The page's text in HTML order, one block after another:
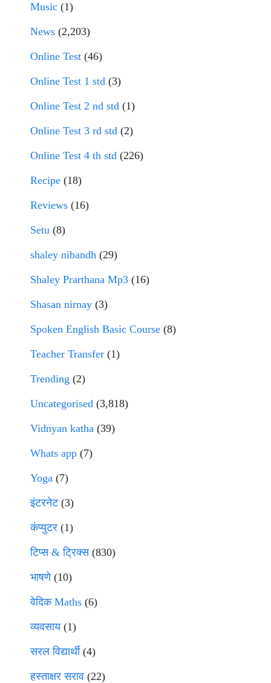
Music (1)
News (2,203)
Online Test (46)
Online Test 1 std (3)
Online Test 2 nd std (1)
Online Test 3 rd std (2)
Online Test 4 th std (226)
Recipe (18)
Reviews (16)
Setu (8)
shaley nibandh (29)
Shaley Prarthana Mp3 (16)
Shasan nirnay (3)
Spoken English Basic Course (8)
Teacher Transfer (1)
Trending (2)
Uncategorised (3,818)
Vidnyan katha (39)
Whats app (7)
Yoga (7)
इंटरनेट(3)
कंप्युटर (1)
टिप्स & ट्रिक्स(830)
भाषणे(10)
वेदिक Maths (6)
व्यवसाय(1)
सरल विद्यार्थी(4)
हस्ताक्षर सराव (22)